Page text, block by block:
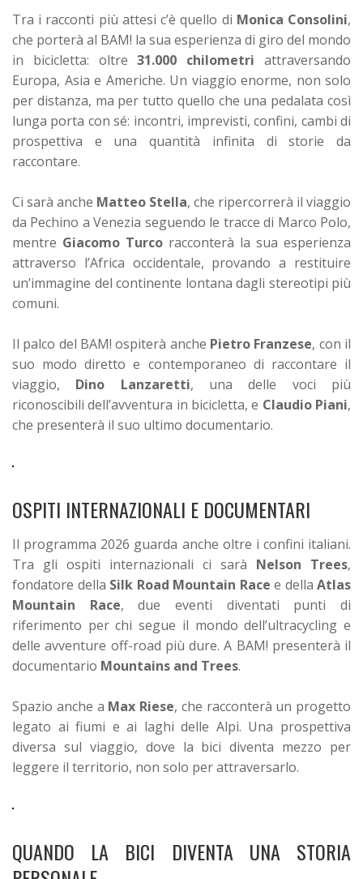
Tra i racconti più attesi c’è quello di Monica Consolini,
che porterà al BAM! la sua esperienza di giro del mondo
in bicicletta: oltre31.000 chilometri attraversando
Europa, Asia e Americhe. Un viaggio enorme, non solo
per distanza, ma per tutto quello che una pedalata così
lunga porta con sé: incontri, imprevisti, confini, cambi di
prospettiva e una quantità infinita di storie da
raccontare.
Ci sarà anche Matteo Stella, che ripercorrerà il viaggio
da Pechino a Venezia seguendo le tracce di Marco Polo,
mentre Giacomo Turco racconterà la sua esperienza
attraverso l’Africa occidentale, provando a restituire
un’immagine del continente lontana dagli stereotipi più
comuni.
Il palco del BAM! ospiterà anche Pietro Franzese, con il
suo modo diretto e contemporaneo di raccontare il
viaggio, Dino Lanzaretti, una delle voci più
riconoscibili dell’avventura in bicicletta, e Claudio Piani,
che presenterà il suo ultimo documentario.
OSPITI INTERNAZIONALI E DOCUMENTARI
Il programma 2026 guarda anche oltre i confini italiani.
Tra gli ospiti internazionali ci sarà Nelson Trees,
fondatore della Silk Road Mountain Race e della Atlas
Mountain Race, due eventi diventati punti di
riferimento per chi segue il mondo dell’ultracycling e
delle avventure off-road più dure. A BAM! presenterà il
documentario Mountains and Trees.
Spazio anche a Max Riese, che racconterà un progetto
legato ai fiumi e ai laghi delle Alpi. Una prospettiva
diversa sul viaggio, dove la bici diventa mezzo per
leggere il territorio, non solo per attraversarlo.
QUANDO LA BICI DIVENTA UNA STORIA